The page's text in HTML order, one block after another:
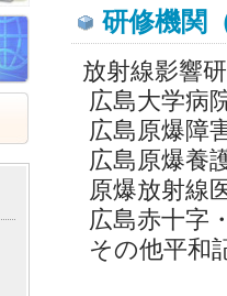
研修機関
放射線影響
広島大学病
広島原爆障
広島原爆養
原爆放射線
広島赤十字
その他平